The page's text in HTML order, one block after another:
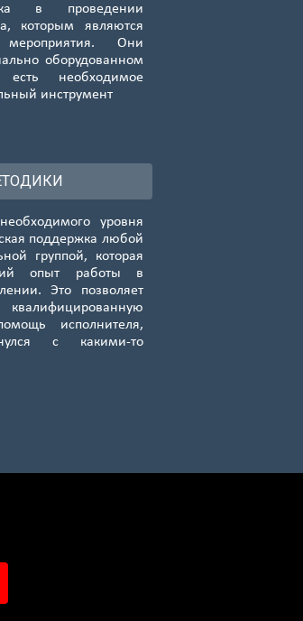
в проведении
которым являются
мероприятия. Они
оборудованном
необходимое
инструмент
уровня
поддержка любой
группой, которая
опыт работы в
Это позволяет
исполнителя,
с какими-то